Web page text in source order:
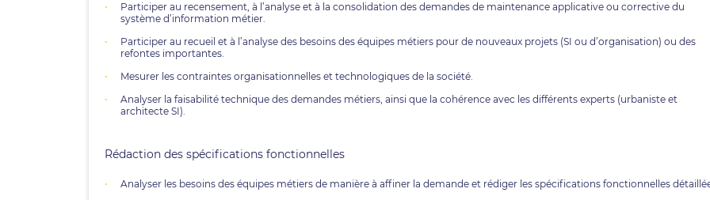
Participer au recensement, à l’analyse et à la consolidation des demandes de maintenance applicative ou corrective du
système d’information métier.
Participer au recueil et à l’analyse des besoins des équipes métiers pour de nouveaux projets (SI ou d’organisation) ou des
refontes importantes.
Mesurer les contraintes organisationnelles et technologiques de la société.
Analyser la faisabilité technique des demandes métiers, ainsi que la cohérence avec les différents experts (urbaniste et
architecte SI).
Rédaction des spécifications fonctionnelles
Analyser les besoins des équipes métiers de manière à affiner la demande et rédiger les spécifications fonctionnelles